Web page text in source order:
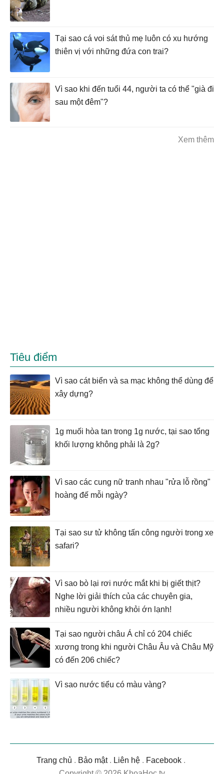
Tại sao cá voi sát thủ mẹ luôn có xu hướng
thiên vị với những đứa con trai?
Vì sao khi đến tuổi 44, người ta có thể "già đi
sau một đêm"?
Xem thêm
Tiêu điểm
Vì sao cát biển và sa mạc không thể dùng để
xây dựng?
1g muối hòa tan trong 1g nước, tại sao tổng
khối lượng không phải là 2g?
Vì sao các cung nữ tranh nhau "rửa lỗ rồng"
hoàng đế mỗi ngày?
Tại sao sư tử không tấn công người trong xe
safari?
Vì sao bò lại rơi nước mắt khi bị giết thịt?
Nghe lời giải thích của các chuyên gia,
nhiều người không khỏi ớn lạnh!
Tại sao người châu Á chỉ có 204 chiếc
xương trong khi người Châu Âu và Châu Mỹ
có đến 206 chiếc?
Vì sao nước tiểu có màu vàng?
Trang chủ . Bảo mật. Liên hệ . Facebook .